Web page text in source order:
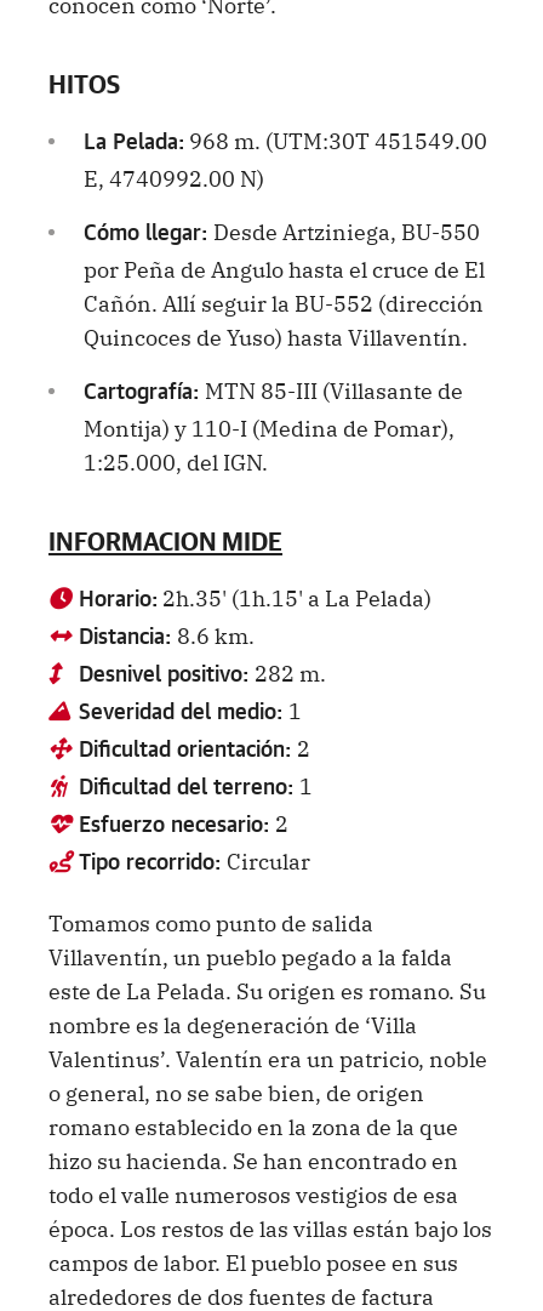
HITOS
La Pelada: 968 m. (UTM:30T 451549.00
E, 4740992.00 N)
Cómo llegar: Desde Artziniega, BU-550
por Peña de Angulo hasta el cruce de El
Cañón. Allí seguir la BU-552 (dirección
Quincoces de Yuso) hasta Villaventín.
Cartografía: MTN 85-III (Villasante de
Montija) y 110-I (Medina de Pomar),
1:25.000, del IGN.
INFORMACION MIDE
Horario: 2h.35' (1h.15' a La Pelada)
Distancia: 8.6 km.
Desnivel positivo: 282 m.
Severidad del medio: 1
Dificultad orientación: 2
Dificultad del terreno: 1
Esfuerzo necesario: 2
Tipo recorrido: Circular
Tomamos como punto de salida
Villaventín, un pueblo pegado a la falda
este de La Pelada. Su origen es romano. Su
nombre es la degeneración de ‘Villa
Valentinus’. Valentín era un patricio, noble
o general, no se sabe bien, de origen
romano establecido en la zona de la que
hizo su hacienda. Se han encontrado en
todo el valle numerosos vestigios de esa
época. Los restos de las villas están bajo los
campos de labor. El pueblo posee en sus
alrededores de dos fuentes de factura